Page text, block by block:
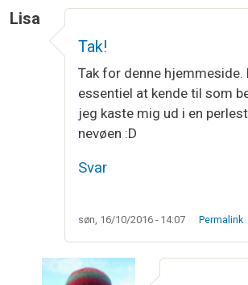
Lisa
Tak!
Tak for denne hjemmeside.
essentiel at kende til som
jeg kaste mig ud i en
nevøen :D
Svar
søn, 16/10/2016 - 14:07 Permalink